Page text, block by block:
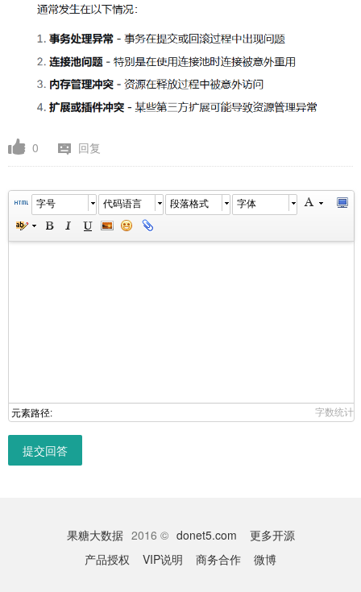
0 回复
字号 代码语言 段落格式 字体
元素路径: 字数统计
提交回答
果糖大数据 2016 © donet5.com
更多开源
产品授权
VIP说明 商务合作 微博